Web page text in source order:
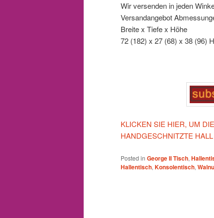
Wir versenden in jeden
Versandangebot
Breite x Tiefe x Höhe
72 (182) x 27 (68) x 38 (96) H
KLICKEN SIE HIER, UM
HANDGESCHNITZTE
Posted in George II Tisch,
Hallentisch, Konsolentisch,